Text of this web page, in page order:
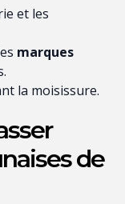
et les
marques
la moisissure.
de